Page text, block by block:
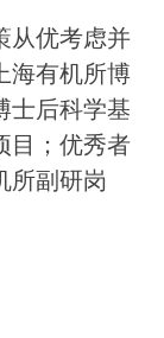
从优考虑并
海有机所博
士后科学基
目；优秀者
所副研岗